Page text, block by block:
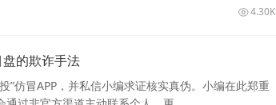
4.30K
的欺诈手法
”仿冒APP，并私信小编求证核实真伪。小编在此郑重